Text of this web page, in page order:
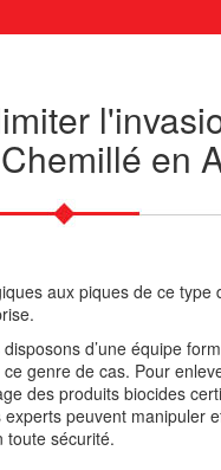
en
aux piques de ce type
d’une équipe
genre de cas. Pour
des produits biocides
peuvent manipuler
toute sécurité.